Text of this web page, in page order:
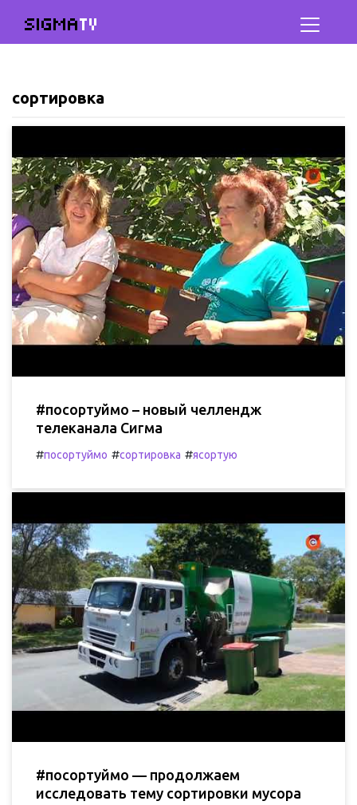
SIGMATV
сортировка
#посортуймо – новый челлендж
телеканала Сигма
#посортуймо #сортировка #ясортую
#посортуймо — продолжаем
исследовать тему сортировки мусора